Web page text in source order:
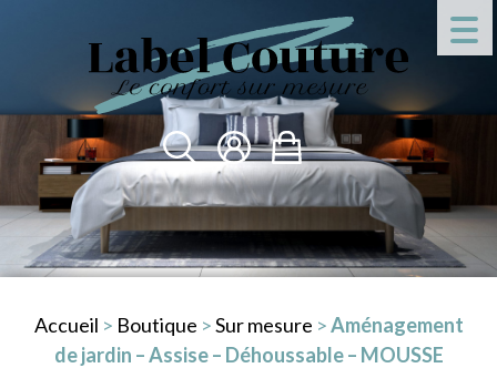
Accueil > Boutique >Sur mesure >Aménagement
de jardin – Assise – Déhoussable – MOUSSE